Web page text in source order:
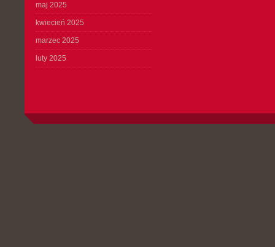
maj 2025
kwiecień 2025
marzec 2025
luty 2025